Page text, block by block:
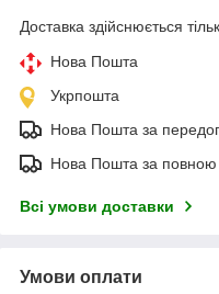
Доставка здійснюється
Нова Пошта
Укрпошта
Нова Пошта за
Нова Пошта за
Всі умови доставки
Умови оплати